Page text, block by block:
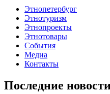
Этнопетербург
Этнотуризм
Этнопроекты
Этнотовары
События
Медиа
Контакты
Последние